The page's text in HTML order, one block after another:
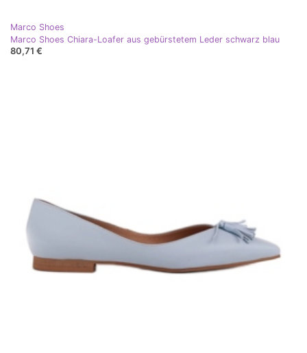
Marco Shoes
Marco Shoes Chiara-Loafer aus gebürstetem Leder schwarz blau
80,71 €